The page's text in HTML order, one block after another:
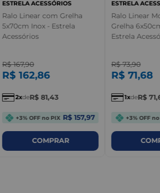
ESTRELA ACESSÓRIOS
Ralo Linear com Grelha
5x70cm Inox - Estrela
Acessórios
R$ 167,90
R$ 162,86
2 deR$ 81,43
+3% OFF no PIX R$ 157,97
COMPRAR
ESTRELA
Ralo Linear
Grelha
Estrela
R$ 73,90
R$ 71,68
1 deR$ 71,
+3% OFF